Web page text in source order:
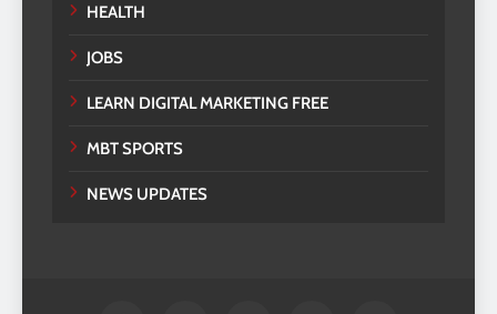
HEALTH
JOBS
LEARN DIGITAL MARKETING FREE
MBT SPORTS
NEWS UPDATES